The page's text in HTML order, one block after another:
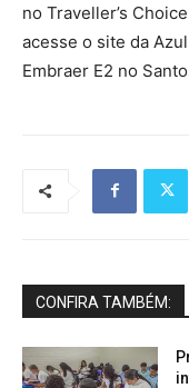
no Traveller’s
acesse o site da
Embraer E2 no
CONFIRA TAMBÉM: